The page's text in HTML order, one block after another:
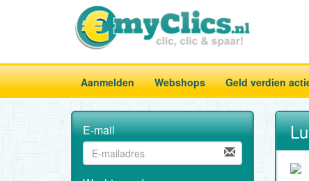
Aanmelden Webshops Geld verdien
E-mail